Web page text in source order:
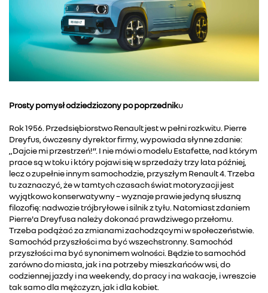
Prosty pomysł odziedziczony po poprzedniku
Rok 1956. Przedsiębiorstwo Renault jest w pełni rozkwitu. Pierre
Dreyfus, ówczesny dyrektor firmy, wypowiada słynne zdanie:
„Dajcie mi przestrzeń!”. I nie mówi o modelu Estafette, nad którym
prace są w toku i który pojawi się w sprzedaży trzy lata później,
lecz o zupełnie innym samochodzie, przyszłym Renault 4. Trzeba
tu zaznaczyć, że w tamtych czasach świat motoryzacji jest
wyjątkowo konserwatywny – wyznaje prawie jedyną słuszną
filozofię: nadwozie trójbryłowe i silnik z tyłu. Natomiast zdaniem
Pierre'a Dreyfusa należy dokonać prawdziwego przełomu.
Trzeba podążać za zmianami zachodzącymi w społeczeństwie.
Samochód przyszłości ma być wszechstronny. Samochód
przyszłości ma być synonimem wolności. Będzie to samochód
zarówno do miasta, jak i na potrzeby mieszkańców wsi, do
codziennej jazdy i na weekendy, do pracy i na wakacje, i wreszcie
tak samo dla mężczyzn, jak i dla kobiet.